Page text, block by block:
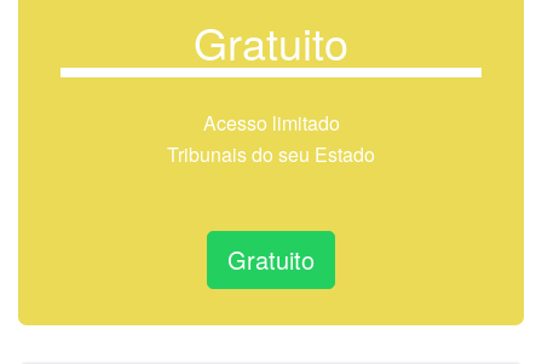
Gratuito
Acesso limitado
Tribunais do seu Estado
Gratuito